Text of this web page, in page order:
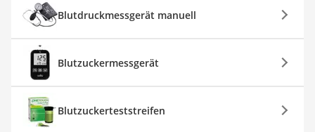
Blutdruckmessgerät manuell
Blutzuckermessgerät
Blutzuckerteststreifen